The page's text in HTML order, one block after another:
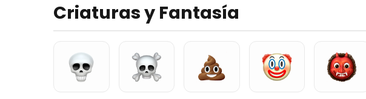
Criaturas y Fantasía